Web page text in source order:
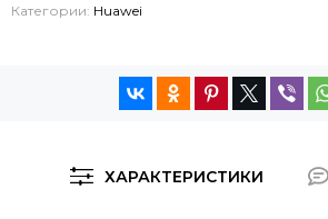
Категории: Huawei
ХАРАКТЕРИСТИКИ